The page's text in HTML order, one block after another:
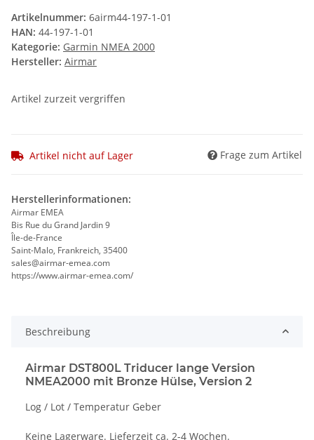
Artikelnummer: 6airm44-197-1-01
HAN: 44-197-1-01
Kategorie: Garmin NMEA 2000
Hersteller: Airmar
Artikel zurzeit vergriffen
Artikel nicht auf Lager Frage zum Artikel
Herstellerinformationen:
Airmar EMEA
Bis Rue du Grand Jardin 9
Île-de-France
Saint-Malo, Frankreich, 35400
sales@airmar-emea.com
https://www.airmar-emea.com/
Beschreibung
Airmar DST800L Triducer lange Version
NMEA2000 mit Bronze Hülse, Version 2
Log / Lot / Temperatur Geber
Keine Lagerware. Lieferzeit ca. 2-4 Wochen.